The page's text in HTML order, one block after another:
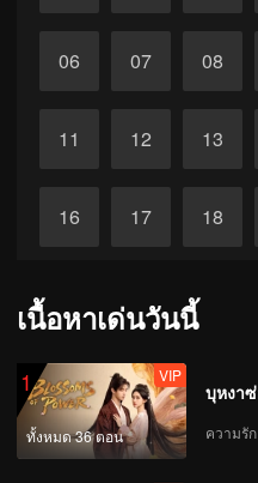
06 07 08
11 12 13
16 17 18
26 27
เนื้อหาเด่นวันนี้
1
ทั้งหมด 36 ตอน
VIP
บุหงา
ความรั